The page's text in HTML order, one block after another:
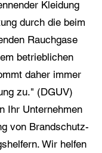
Kleidung
durch die beim
Rauchgase
betrieblichen
daher immer
zu." (DGUV)
Ihr Unternehmen
von Brandschutz-
Wir helfen